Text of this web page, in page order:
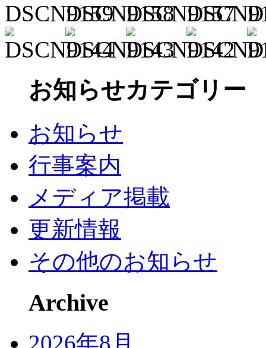
お知らせカテゴリー
お知らせ
行事案内
メディア掲載
更新情報
その他のお知らせ
Archive